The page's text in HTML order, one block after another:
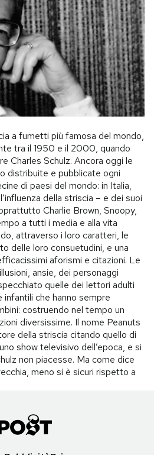
a fumetti più famosa del mondo,
tra il 1950 e il 2000, quando
Charles Schulz. Ancora oggi le
distribuite e pubblicate ogni
di paesi del mondo: in Italia,
della striscia – e dei suoi
Charlie Brown, Snoopy,
a tutti i media e alla vita
attraverso i loro caratteri, le
delle loro consuetudini, e una
aforismi e citazioni. Le
ansie, dei personaggi
quelle dei lettori adulti
che hanno sempre
costruendo nel tempo un
diversissime. Il nome Peanuts
della striscia citando quello di
show televisivo dell’epoca, e si
non piacesse. Ma come dice
meno si è sicuri rispetto a